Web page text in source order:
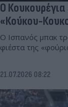
Ο
«Κούκου-
Ο Ισπανός μπακ
φιέστα της
21.07.2026 08:22